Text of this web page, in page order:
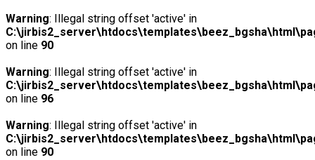
Warning: Illegal string offset 'active' in
on line 90
Warning: Illegal string offset 'active' in
on line 96
Warning: Illegal string offset 'active' in
on line 90